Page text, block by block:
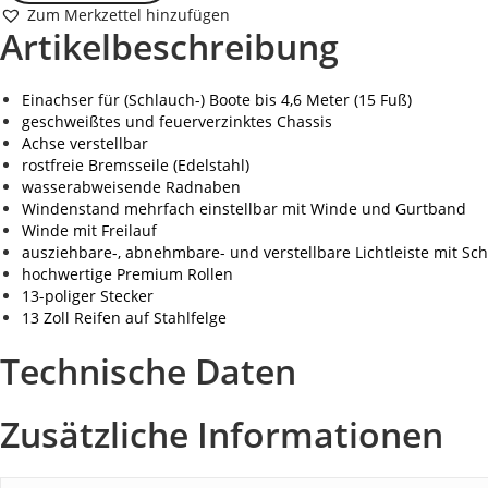
Zum Merkzettel hinzufügen
Artikelbeschreibung
Einachser für (Schlauch-) Boote bis 4,6 Meter (15 Fuß)
geschweißtes und feuerverzinktes Chassis
Achse verstellbar
rostfreie Bremsseile (Edelstahl)
wasserabweisende Radnaben
Windenstand mehrfach einstellbar mit Winde und Gurtband
Winde mit Freilauf
ausziehbare-, abnehmbare- und verstellbare Lichtleiste mit
hochwertige Premium Rollen
13-poliger Stecker
13 Zoll Reifen auf Stahlfelge
Technische Daten
Zusätzliche Informationen